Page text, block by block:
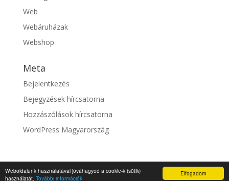
Elfogadom
Weboldalunk használatával jóváhagyod a cookie-k (sütik)
használatát. További információk
Web
Webáruházak
Webshop
Meta
Bejelentkezés
Bejegyzések hírcsatorna
Hozzászólások hírcsatorna
WordPress Magyarország
© fixszolgaltato.hu |Impresszum